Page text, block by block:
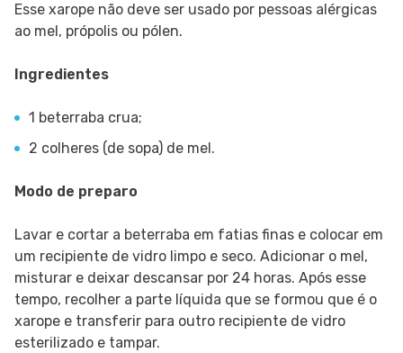
Esse xarope não deve ser usado por pessoas alérgicas
ao mel, própolis ou pólen.
Ingredientes
1 beterraba crua;
2 colheres (de sopa) de mel.
Modo de preparo
Lavar e cortar a beterraba em fatias finas e colocar em
um recipiente de vidro limpo e seco. Adicionar o mel,
misturar e deixar descansar por 24 horas. Após esse
tempo, recolher a parte líquida que se formou que é o
xarope e transferir para outro recipiente de vidro
esterilizado e tampar.